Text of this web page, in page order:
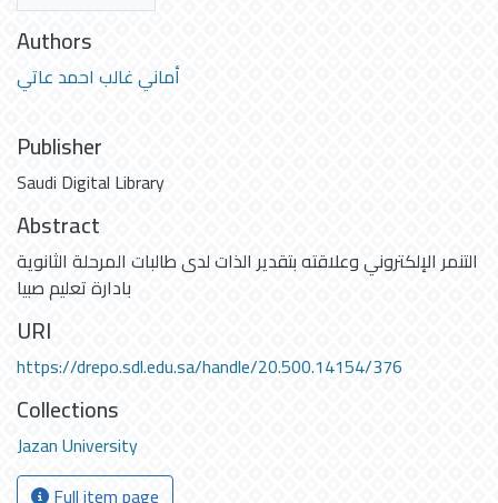
Authors
أماني غالب احمد عاتي
Publisher
Saudi Digital Library
Abstract
التنمر الإلكتروني وعلاقته بتقدير الذات لدى طالبات المرحلة الثانوية
بادارة تعليم صبيا
URI
https://drepo.sdl.edu.sa/handle/20.500.14154/376
Collections
Jazan University
Full item page